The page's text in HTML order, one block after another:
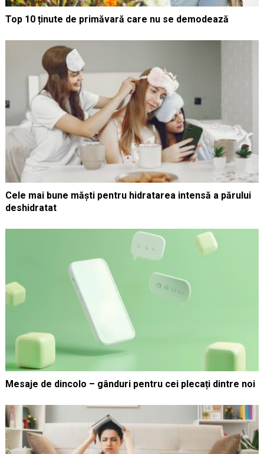
Top 10 ținute de primăvară care nu se demodează
Cele mai bune măști pentru hidratarea intensă a părului
deshidratat
Mesaje de dincolo – gânduri pentru cei plecați dintre noi